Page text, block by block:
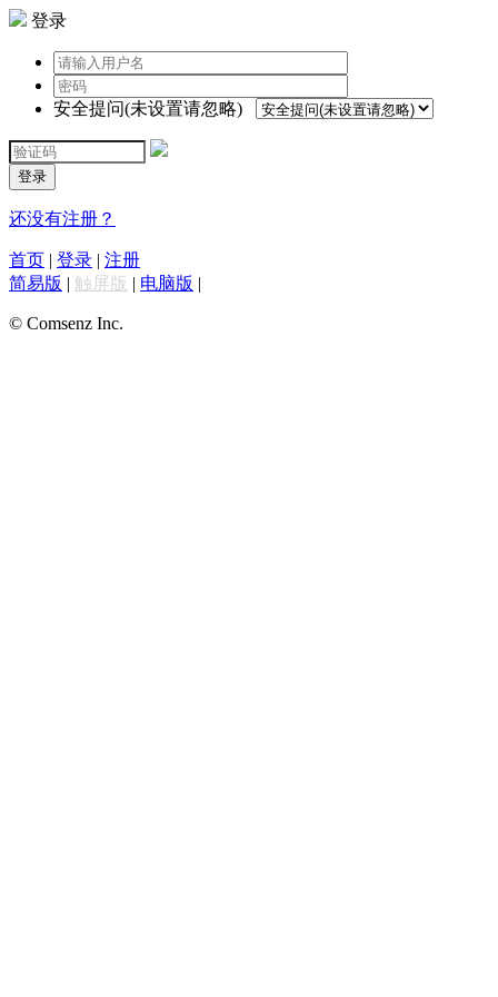
登录
安全提问(未设置请忽略)
登录
还没有注册？
首页 | 登录 | 注册
简易版 | 触屏版 | 电脑版 |
© Comsenz Inc.